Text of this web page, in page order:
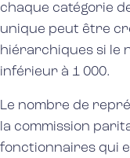
chaque catégorie
unique peut être
hiérarchiques si le
inférieur à 1 000.
Le nombre de
la commission
fonctionnaires qui